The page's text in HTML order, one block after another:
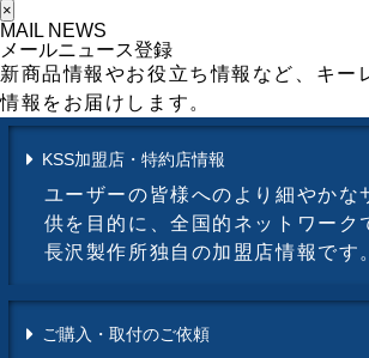
×
MAIL NEWS
メールニュース登録
新商品情報やお役立ち情報など、キー
情報をお届けします。
KSS加盟店・特約店情報
ユーザーの皆様へのより細やかな
供を目的に、全国的ネットワーク
長沢製作所独自の加盟店情報です
ご購入・取付のご依頼